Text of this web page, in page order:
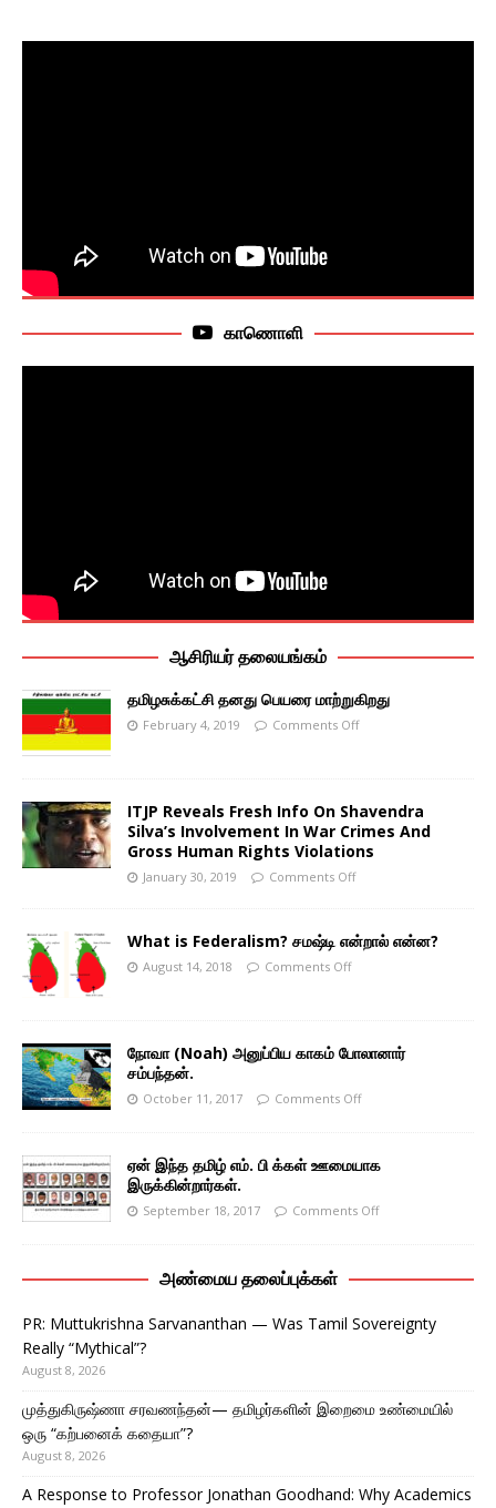
காணொளி
ஆசிரியர் தலையங்கம்
தமிழசுக்கட்சி தனது பெயரை மாற்றுகிறது
February 4, 2019 Comments Off
ITJP Reveals Fresh Info On Shavendra
Silva’s Involvement In War Crimes And
Gross Human Rights Violations
January 30, 2019 Comments Off
What is Federalism? சமஷ்டி என்றால் என்ன?
August 14, 2018 Comments Off
நோவா (Noah) அனுப்பிய காகம் போலானார்
சம்பந்தன்.
October 11, 2017 Comments Off
ஏன் இந்த தமிழ் எம். பி க்கள் ஊமையாக
இருக்கின்றார்கள்.
September 18, 2017 Comments Off
அண்மைய தலைப்புக்கள்
PR: Muttukrishna Sarvananthan — Was Tamil Sovereignty
Really “Mythical”?
August 8, 2026
முத்துகிருஷ்ணா சரவணந்தன்— தமிழர்களின் இறைமை உண்மையில்
ஒரு “கற்பனைக் கதையா”?
August 8, 2026
A Response to Professor Jonathan Goodhand: Why Academics